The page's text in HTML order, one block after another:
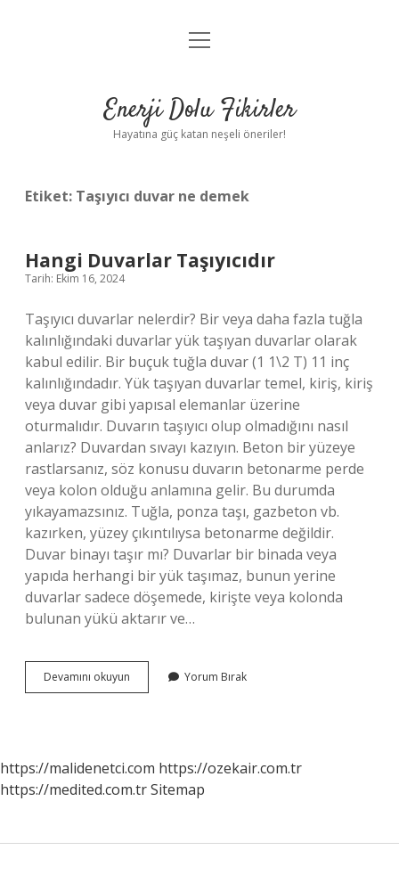
Anasayfa
Yasal Uyarı
menüyü
Enerji Dolu Fikirler
Hayatına güç katan neşeli öneriler!
Etiket: Taşıyıcı duvar ne demek
Hangi Duvarlar Taşıyıcıdır
Tarih: Ekim 16, 2024
Taşıyıcı duvarlar nelerdir? Bir veya daha fazla tuğla
kalınlığındaki duvarlar yük taşıyan duvarlar olarak
kabul edilir. Bir buçuk tuğla duvar (1 1\2 T) 11 inç
kalınlığındadır. Yük taşıyan duvarlar temel, kiriş, kiriş
veya duvar gibi yapısal elemanlar üzerine
oturmalıdır. Duvarın taşıyıcı olup olmadığını nasıl
anlarız? Duvardan sıvayı kazıyın. Beton bir yüzeye
rastlarsanız, söz konusu duvarın betonarme perde
veya kolon olduğu anlamına gelir. Bu durumda
yıkayamazsınız. Tuğla, ponza taşı, gazbeton vb.
kazırken, yüzey çıkıntılıysa betonarme değildir.
Duvar binayı taşır mı? Duvarlar bir binada veya
yapıda herhangi bir yük taşımaz, bunun yerine
duvarlar sadece döşemede, kirişte veya kolonda
bulunan yükü aktarır ve…
Devamını okuyun
Duvarlar
Yorum Bırak
https://malidenetci.com https://ozekair.com.tr
https://medited.com.trSitemap